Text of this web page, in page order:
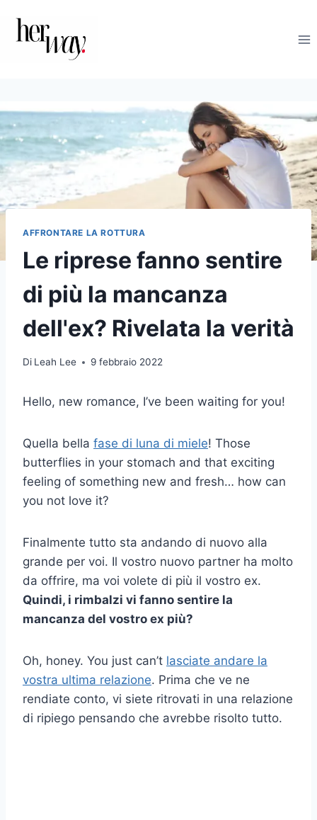
contenuto
AFFRONTARE LA ROTTURA
Le riprese fanno sentire
di più la mancanza
dell'ex? Rivelata la verità
Di Leah Lee 9 febbraio 2022
Hello, new romance, I’ve been waiting for you!
Quella bella fase di luna di miele! Those
butterflies in your stomach and that exciting
feeling of something new and fresh… how can
you not love it?
Finalmente tutto sta andando di nuovo alla
grande per voi. Il vostro nuovo partner ha molto
da offrire, ma voi volete di più il vostro ex.
Quindi, i rimbalzi vi fanno sentire la
mancanza del vostro ex più?
Oh, honey. You just can’t lasciate andare la
vostra ultima relazione. Prima che ve ne
rendiate conto, vi siete ritrovati in una relazione
di ripiego pensando che avrebbe risolto tutto.